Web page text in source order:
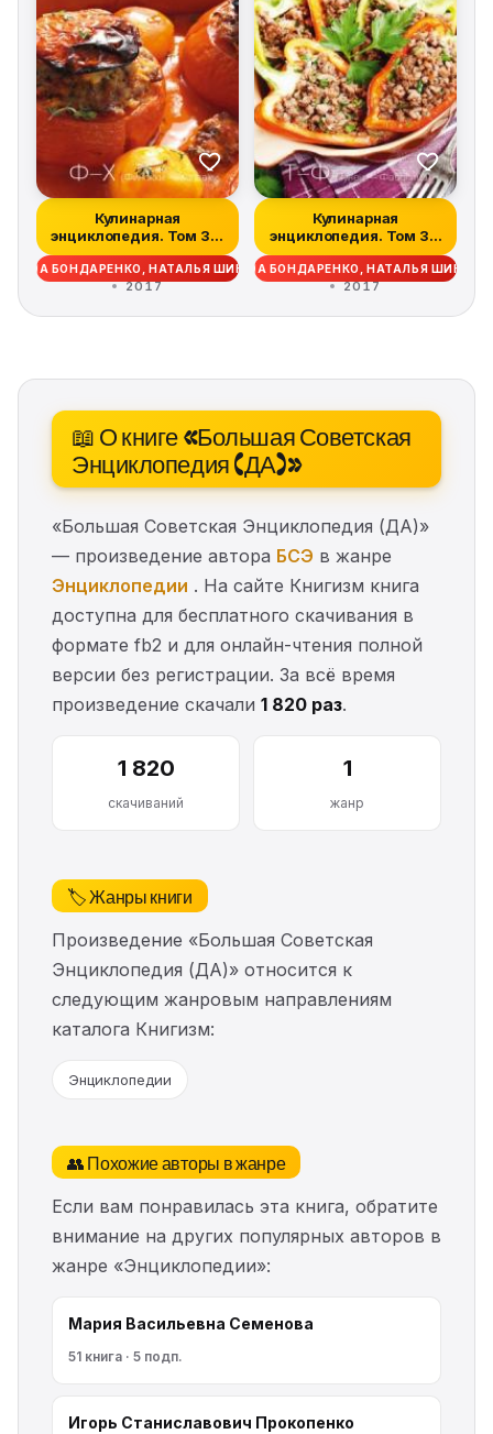
Кулинарная
энциклопедия. Том 38.
Ф – Х (Финокки –...
БОНДАРЕНКО, НАТАЛЬЯ ШИНКАРЁВА
2017
Кулинарная
энциклопедия. Том 37.
Т – Ф (Тунец – Фа...
НАДЕЖДА БОНДАРЕНКО, НАТАЛЬЯ
2017
📖 О книге «Большая Советская
Энциклопедия (ДА)»
«Большая Советская Энциклопедия (ДА)»
— произведение автора БСЭ в жанре
Энциклопедии . На сайте Книгизм книга
доступна для бесплатного скачивания в
формате fb2 и для онлайн-чтения полной
версии без регистрации. За всё время
произведение скачали 1 820 раз.
1 820
скачиваний
1
жанр
🏷️ Жанры книги
Произведение «Большая Советская
Энциклопедия (ДА)» относится к
следующим жанровым направлениям
каталога Книгизм:
Энциклопедии
👥 Похожие авторы в жанре
Если вам понравилась эта книга, обратите
внимание на других популярных авторов в
жанре «Энциклопедии»:
Мария Васильевна Семенова
51 книга · 5 подп.
Игорь Станиславович Прокопенко